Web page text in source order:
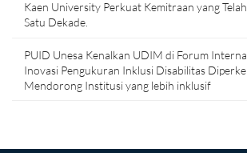
Kaen University Perkuat Kemitraan yang Telah
Satu Dekade.
PUID Unesa Kenalkan UDIM di Forum
Inovasi Pengukuran Inklusi Disabilitas
Mendorong Institusi yang lebih inklusif